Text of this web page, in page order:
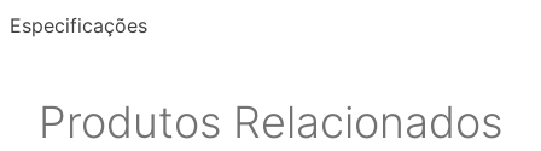
• Espessura do Talão: 2,8mm
Especificações
Produtos Relacionados